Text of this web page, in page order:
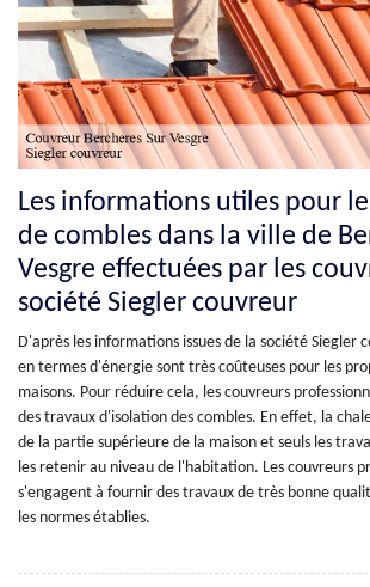
Les informations utiles pour
de combles dans la ville de
Vesgre effectuées par les
société Siegler couvreur
D'après les informations issues de la société Siegler
en termes d'énergie sont très coûteuses pour les
maisons. Pour réduire cela, les couvreurs
des travaux d'isolation des combles. En effet, la
de la partie supérieure de la maison et seuls les
les retenir au niveau de l'habitation. Les couvreurs
s'engagent à fournir des travaux de très bonne
les normes établies.